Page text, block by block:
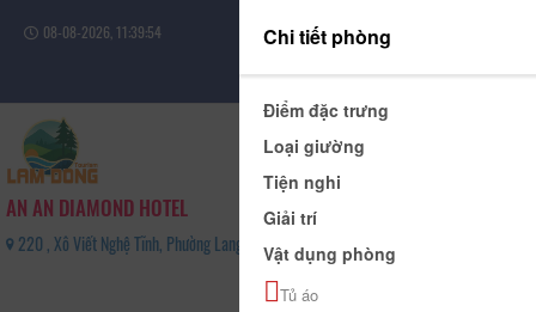
08-08-2026, 11:39:55
Đăng nhập
AN AN DIAMOND HOTEL
220 , Xô Viết Nghệ Tĩnh, Phường Lang Biang - Đà Lạt , Tỉnh Lâm Đồng - 0909874183
Chi tiết phòng
Điểm đặc trưng
Loại giường
Tiện nghi
Giải trí
Vật dụng phòng
Tủ áo